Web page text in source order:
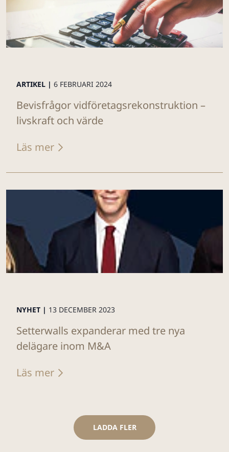
ARTIKEL | 6 FEBRUARI 2024
Bevisfrågor vidföretagsrekonstruktion –
livskraft och värde
Läs mer
NYHET | 13 DECEMBER 2023
Setterwalls expanderar med tre nya
delägare inom M&A
Läs mer
LADDA FLER